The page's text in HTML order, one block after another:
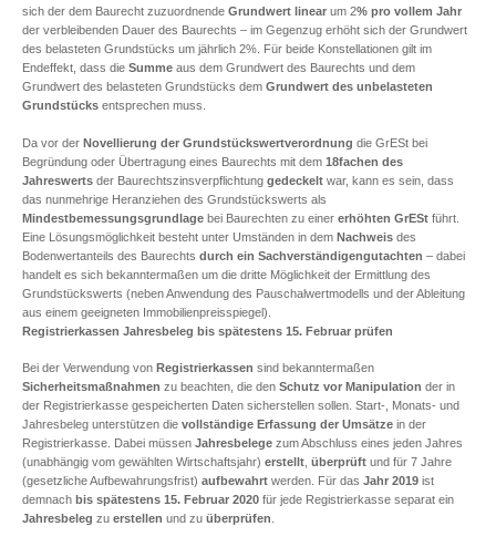
sich der dem Baurecht zuzuordnende Grundwert linear um 2% pro vollem Jahr
der verbleibenden Dauer des Baurechts – im Gegenzug erhöht sich der Grundwert
des belasteten Grundstücks um jährlich 2%. Für beide Konstellationen gilt im
Endeffekt, dass die Summe aus dem Grundwert des Baurechts und dem
Grundwert des belasteten Grundstücks dem Grundwert des unbelasteten
Grundstücks entsprechen muss.
Da vor der Novellierung der Grundstückswertverordnung die GrESt bei
Begründung oder Übertragung eines Baurechts mit dem 18fachen des
Jahreswerts der Baurechtszinsverpflichtung gedeckelt war, kann es sein, dass
das nunmehrige Heranziehen des Grundstückswerts als
Mindestbemessungsgrundlage bei Baurechten zu einer erhöhten GrESt führt.
Eine Lösungsmöglichkeit besteht unter Umständen in dem Nachweis des
Bodenwertanteils des Baurechts durch ein Sachverständigengutachten – dabei
handelt es sich bekanntermaßen um die dritte Möglichkeit der Ermittlung des
Grundstückswerts (neben Anwendung des Pauschalwertmodells und der Ableitung
aus einem geeigneten Immobilienpreisspiegel).
Registrierkassen Jahresbeleg bis spätestens 15. Februar prüfen
Bei der Verwendung von Registrierkassen sind bekanntermaßen
Sicherheitsmaßnahmen zu beachten, die den Schutz vor Manipulation der in
der Registrierkasse gespeicherten Daten sicherstellen sollen. Start-, Monats- und
Jahresbeleg unterstützen die vollständige Erfassung der Umsätze in der
Registrierkasse. Dabei müssen Jahresbelege zum Abschluss eines jeden Jahres
(unabhängig vom gewählten Wirtschaftsjahr) erstellt überprüft und für 7 Jahre
(gesetzliche Aufbewahrungsfrist) aufbewahrt werden. Für das Jahr 2019 ist
demnach bis spätestens 15. Februar 2020 für jede Registrierkasse separat ein
Jahresbeleg zu erstellen und zu überprüfen